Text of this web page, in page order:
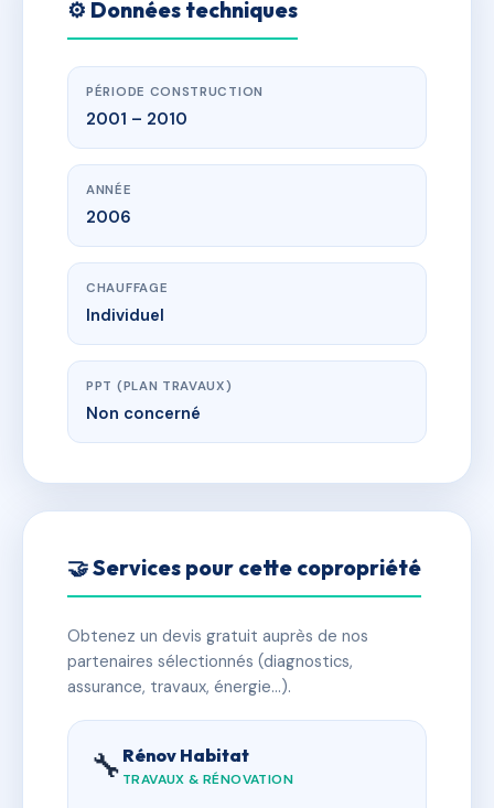
⚙️ Données techniques
PÉRIODE CONSTRUCTION
2001 – 2010
ANNÉE
2006
CHAUFFAGE
Individuel
PPT (PLAN TRAVAUX)
Non concerné
🤝 Services pour cette copropriété
Obtenez un devis gratuit auprès de nos
partenaires sélectionnés (diagnostics,
assurance, travaux, énergie…).
🔧 Rénov Habitat
TRAVAUX & RÉNOVATION